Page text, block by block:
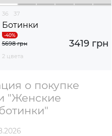
36 37
Ботинки
3419 грн
5698 грн
2 цвета
о покупке
"Женские